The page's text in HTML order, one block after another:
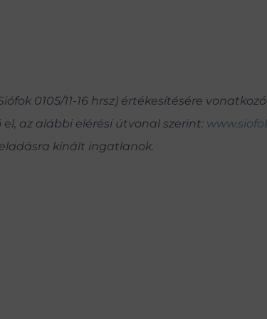
0105/11-16 hrsz) értékesítésére vonatkozó
az alábbi elérési útvonal szerint:
kínált ingatlanok.